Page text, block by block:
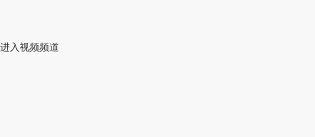
进入视频频道